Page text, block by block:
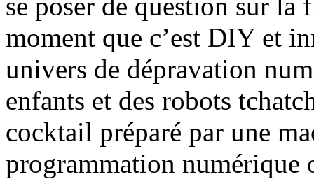
moment que c’est DIY et
univers de dépravation
enfants et des robots
cocktail préparé par une
programmation numérique